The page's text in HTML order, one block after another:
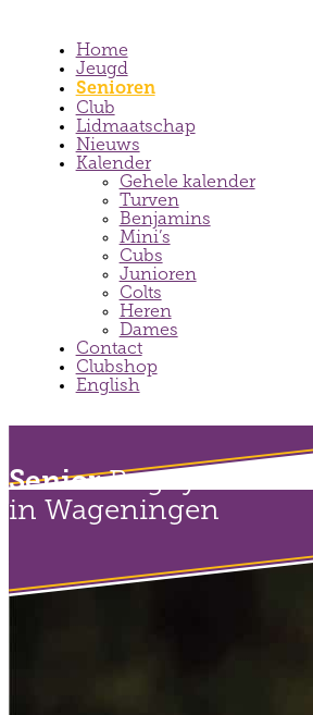
Home
Jeugd
Senioren
Club
Lidmaatschap
Nieuws
Kalender
Gehele kalender
Turven
Benjamins
Mini’s
Cubs
Junioren
Colts
Heren
Dames
Contact
Clubshop
English
SeniorRugby
in Wageningen